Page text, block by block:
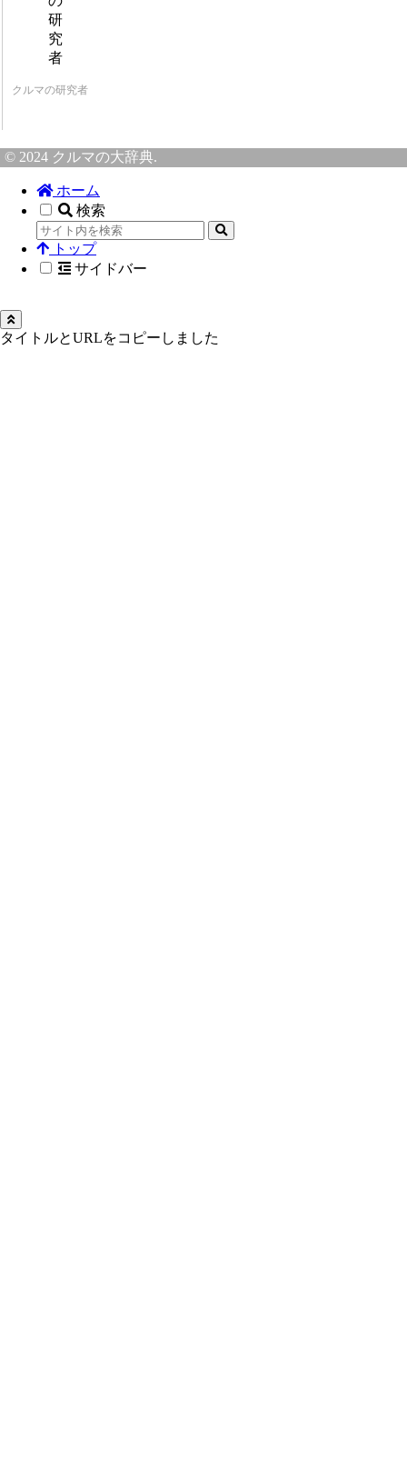
クルマの研究者
© 2024 クルマの大辞典.
ホーム
検索
トップ
サイドバー
タイトルとURLをコピーしました